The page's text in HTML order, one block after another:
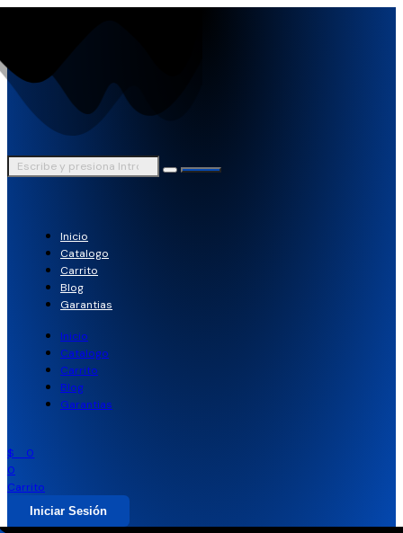
Inicio
Catalogo
Carrito
Blog
Garantias
Inicio
Catalogo
Carrito
Blog
Garantias
$ 0
0
Carrito
Iniciar Sesión